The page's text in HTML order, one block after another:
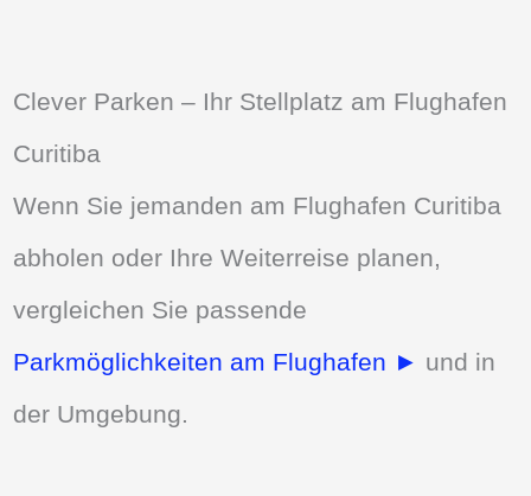
Clever Parken – Ihr Stellplatz am Flughafen
Curitiba
Wenn Sie jemanden am Flughafen Curitiba
abholen oder Ihre Weiterreise planen,
vergleichen Sie passende
Parkmöglichkeiten am Flughafen ► und in
der Umgebung.